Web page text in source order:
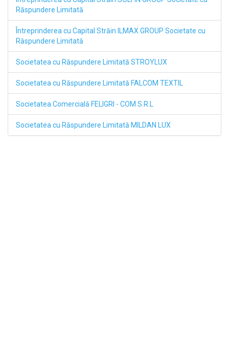
Răspundere Limitată
Întreprinderea cu Capital Străin ILMAX GROUP Societate cu
Răspundere Limitată
Societatea cu Răspundere Limitată STROYLUX
Societatea cu Răspundere Limitată FALCOM TEXTIL
Societatea Comercială FELIGRI - COM S.R.L
Societatea cu Răspundere Limitată MILDAN LUX